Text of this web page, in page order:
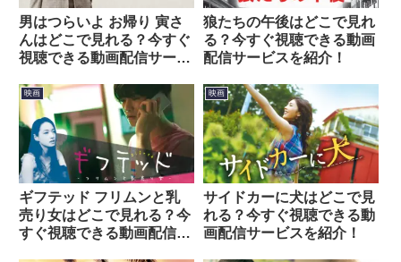
男はつらいよ お帰り 寅さ
んはどこで見れる？今すぐ
視聴できる動画配信サービ
狼たちの午後はどこで見れ
る？今すぐ視聴できる動画
配信サービスを紹介！
映画
ギフテッド フリムンと乳
売り女はどこで見れる？今
すぐ視聴できる動画配信サ
映画
サイドカーに犬はどこで見
れる？今すぐ視聴できる動
画配信サービスを紹介！